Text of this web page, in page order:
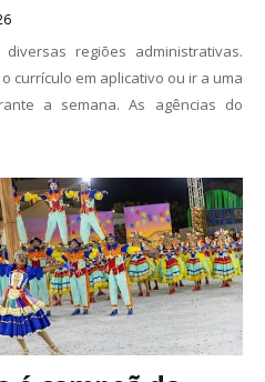
regiões administrativas.
currículo em aplicativo ou ir a uma
a semana. As agências do